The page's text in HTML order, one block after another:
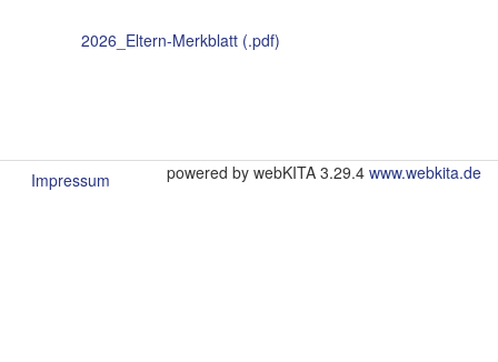
2026_Eltern-Merkblatt (.pdf)
Impressum powered by webKITA 3.29.4 www.webkita.de